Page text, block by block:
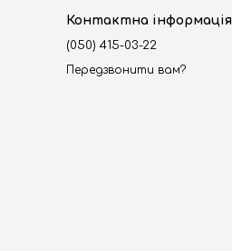
Контактна інформація
(050) 415-03-22
Передзвонити вам?